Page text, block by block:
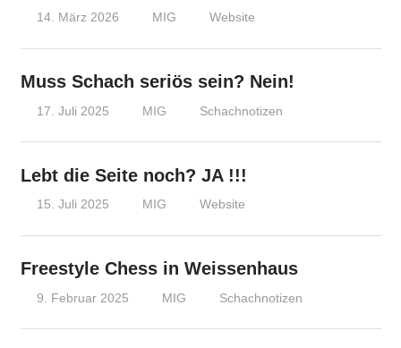
14. März 2026 MIG Website
Muss Schach seriös sein? Nein!
17. Juli 2025 MIG Schachnotizen
Lebt die Seite noch? JA !!!
15. Juli 2025 MIG Website
Freestyle Chess in Weissenhaus
9. Februar 2025 MIG Schachnotizen